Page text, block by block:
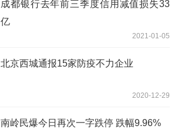
成都银行去年前三季度信用减值损失33
亿
2021-01-05
北京西城通报15家防疫不力企业
2020-12-29
南岭民爆今日再次一字跌停 跌幅9.96%